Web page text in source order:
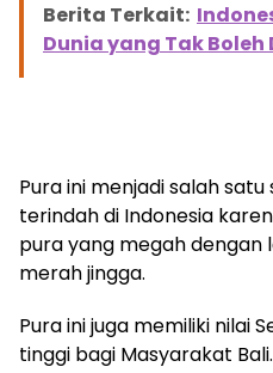
Berita Terkait:
Dunia yang Tak
Pura ini menjadi salah
terindah di Indonesia
pura yang megah
merah jingga.
Pura ini juga memiliki nilai
tinggi bagi Masyarakat Bali.